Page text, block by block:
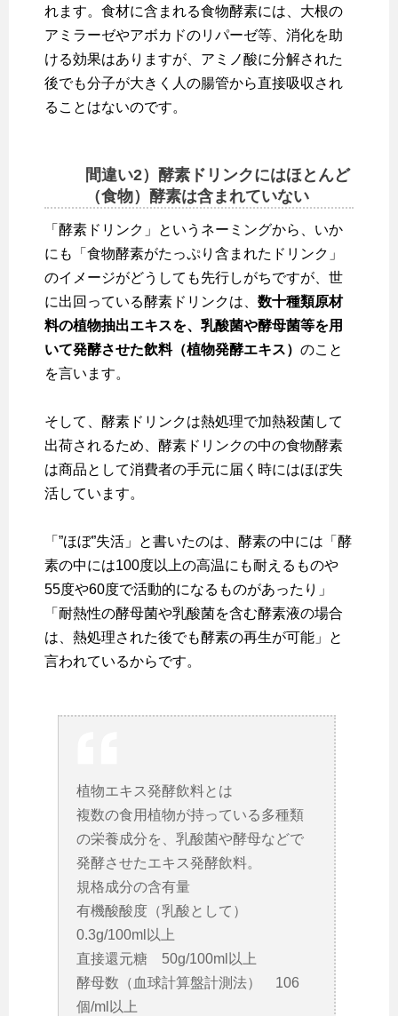
れます。食材に含まれる食物酵素には、大根の
アミラーゼやアボカドのリパーゼ等、消化を助
ける効果はありますが、アミノ酸に分解された
後でも分子が大きく人の腸管から直接吸収され
ることはないのです。
間違い2）酵素ドリンクにはほとんど
（食物）酵素は含まれていない
「酵素ドリンク」というネーミングから、いか
にも「食物酵素がたっぷり含まれたドリンク」
のイメージがどうしても先行しがちですが、世
に出回っている酵素ドリンクは、 数十種類原材
料の植物抽出エキスを、乳酸菌や酵母菌等を用
いて発酵させた飲料（植物発酵エキス） のこと
を言います。
そして、酵素ドリンクは熱処理で加熱殺菌して
出荷されるため、酵素ドリンクの中の食物酵素
は商品として消費者の手元に届く時にはほぼ失
活しています。
「”ほぼ”失活」と書いたのは、酵素の中には「酵
素の中には100度以上の高温にも耐えるものや
55度や60度で活動的になるものがあったり」
「耐熱性の酵母菌や乳酸菌を含む酵素液の場合
は、熱処理された後でも酵素の再生が可能」と
言われているからです。
植物エキス発酵飲料とは
複数の食用植物が持っている多種類
の栄養成分を、乳酸菌や酵母などで
発酵させたエキス発酵飲料。
規格成分の含有量
有機酸酸度（乳酸として）
0.3g/100ml以上
直接還元糖 50g/100ml以上
酵母数（血球計算盤計測法） 106
個/ml以上